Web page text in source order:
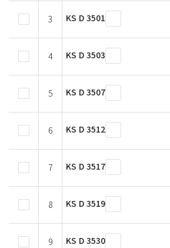
3 KS D 3501
4 KS D 3503
5 KS D 3507
6 KS D 3512
7 KS D 3517
8 KS D 3519
9 KS D 3530